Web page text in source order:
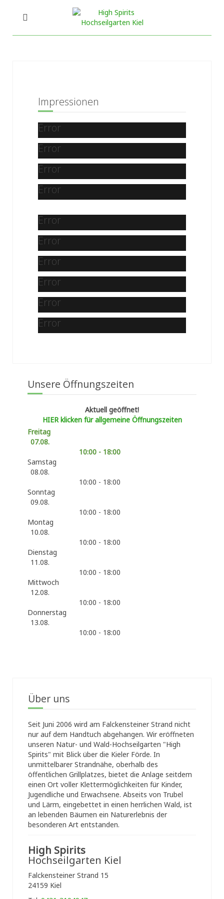
Impressionen
Error
Error
Error
Error
Error
Error
Error
Error
Error
Error
Unsere Öffnungszeiten
Aktuell geöffnet!
HIER klicken für allgemeine Öffnungszeiten
Freitag
07.08.
10:00 - 18:00
Samstag
08.08.
10:00 - 18:00
Sonntag
09.08.
10:00 - 18:00
Montag
10.08.
10:00 - 18:00
Dienstag
11.08.
10:00 - 18:00
Mittwoch
12.08.
10:00 - 18:00
Donnerstag
13.08.
10:00 - 18:00
Über uns
Seit Juni 2006 wird am Falckensteiner Strand nicht
nur auf dem Handtuch abgehangen. Wir eröffneten
unseren Natur- und Wald-Hochseilgarten "High
Spirits" mit Blick über die Kieler Förde. In
unmittelbarer Strandnähe, oberhalb des
öffentlichen Grillplatzes, bietet die Anlage seitdem
einen Ort voller Klettermöglichkeiten für Kinder,
Jugendliche und Erwachsene. Abseits von Trubel
und Lärm, eingebettet in einen herrlichen Wald, ist
an lebenden Bäumen ein Naturerlebnis der
besonderen Art entstanden.
High Spirits
Hochseilgarten Kiel
Falckensteiner Strand 15
24159 Kiel